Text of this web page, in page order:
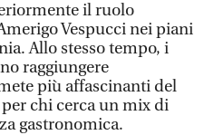
il ruolo
Vespucci nei piani
Allo stesso tempo, i
raggiungere
più affascinanti del
chi cerca un mix di
gastronomica.